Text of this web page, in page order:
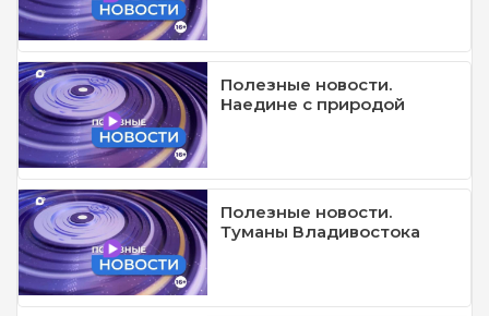
Полезные новости.
Наедине с природой
Полезные новости.
Туманы Владивостока